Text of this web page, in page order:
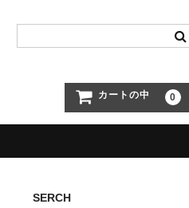
カートの中 0
SERCH